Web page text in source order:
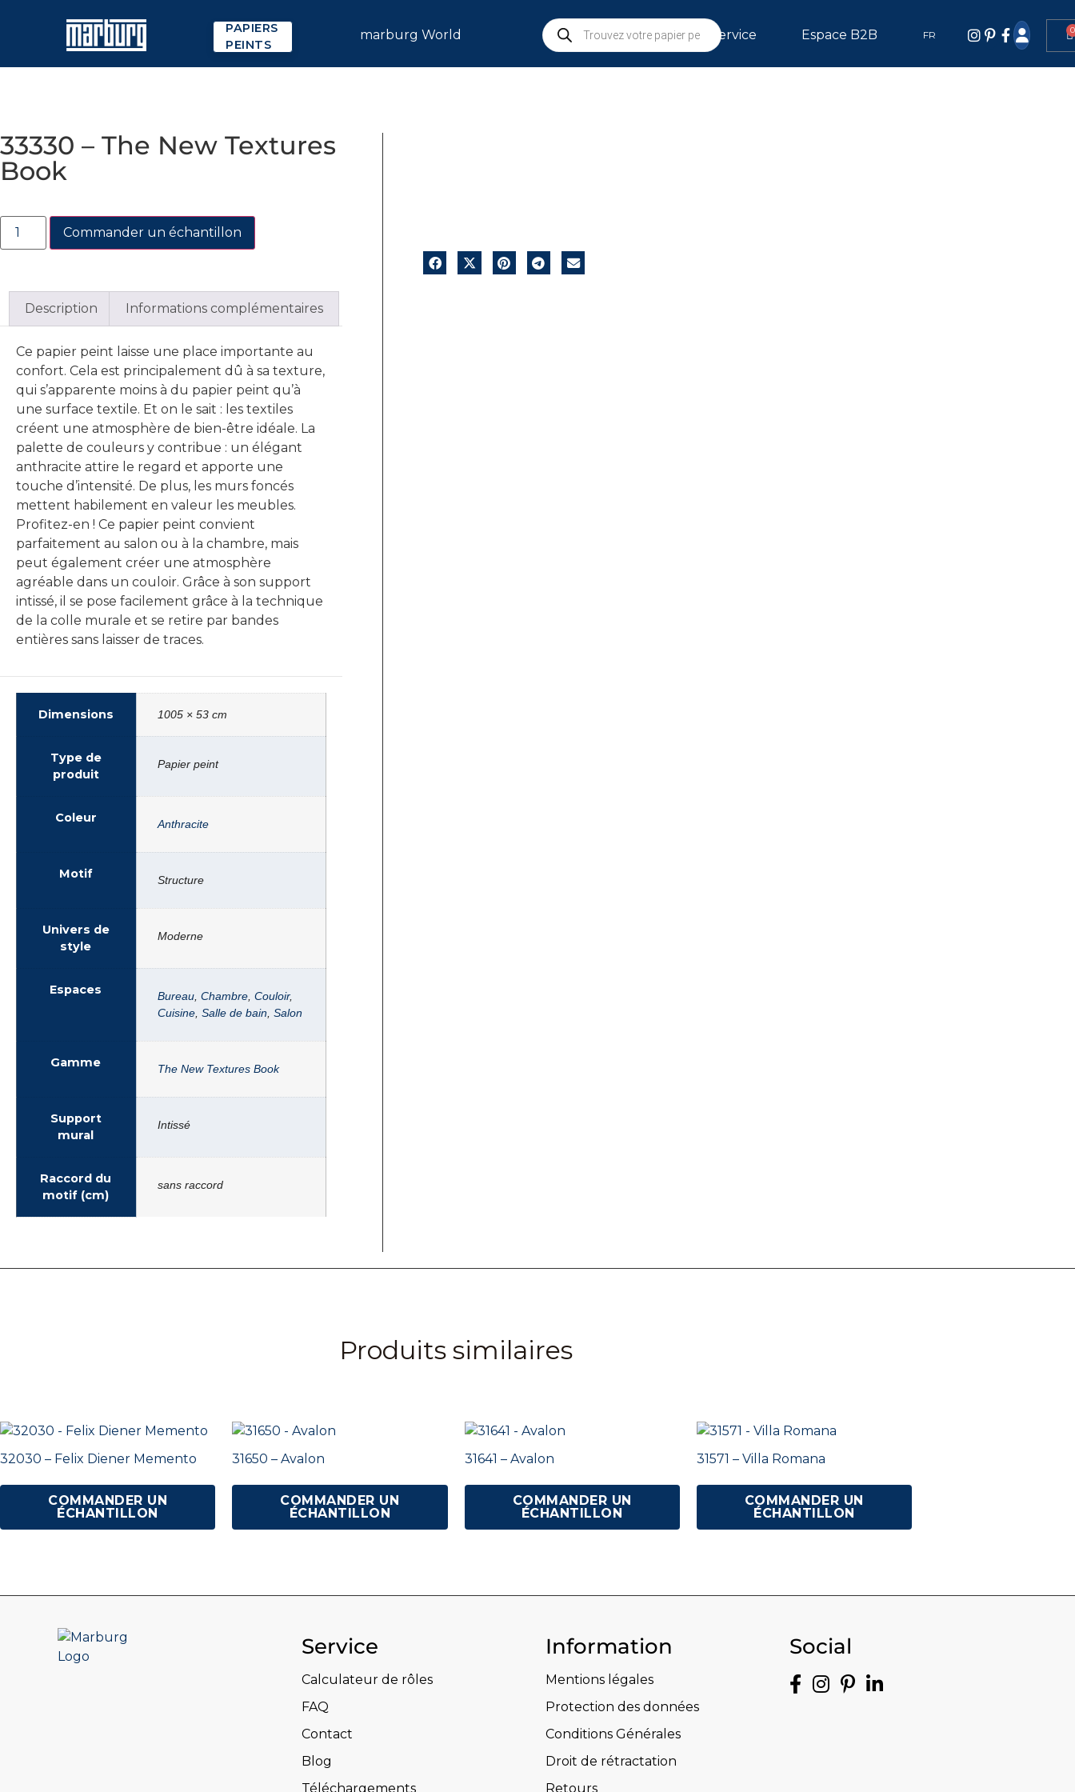
PAPIERS
PEINTS
marburg World Service Espace B2B FR 0
33330 – The New Textures
Book
Commander un échantillon
Description Informations complémentaires
Ce papier peint laisse une place importante au
confort. Cela est principalement dû à sa texture,
qui s’apparente moins à du papier peint qu’à
une surface textile. Et on le sait : les textiles
créent une atmosphère de bien-être idéale. La
palette de couleurs y contribue : un élégant
anthracite attire le regard et apporte une
touche d’intensité. De plus, les murs foncés
mettent habilement en valeur les meubles.
Profitez-en ! Ce papier peint convient
parfaitement au salon ou à la chambre, mais
peut également créer une atmosphère
agréable dans un couloir. Grâce à son support
intissé, il se pose facilement grâce à la technique
de la colle murale et se retire par bandes
entières sans laisser de traces.
Dimensions 1005 × 53 cm
Type de
produit
Papier peint
Coleur Anthracite
Motif Structure
Univers de
style
Moderne
Espaces Bureau Chambre Couloir,
Cuisine Salle de bain Salon
Gamme The New Textures Book
Support
mural
Intissé
Raccord du
motif (cm)
sans raccord
Produits similaires
32030 – Felix Diener Memento
COMMANDER UN
ÉCHANTILLON
31650 – Avalon
COMMANDER UN
ÉCHANTILLON
31641 – Avalon
COMMANDER UN
ÉCHANTILLON
31571 – Villa Romana
COMMANDER UN
ÉCHANTILLON
Service
Calculateur de rôles
FAQ
Contact
Blog
Téléchargements
Information
Mentions légales
Protection des données
Conditions Générales
Droit de rétractation
Retours
Social